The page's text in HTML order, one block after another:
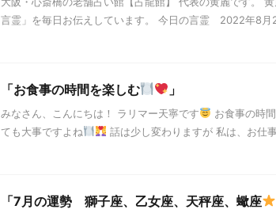
言霊」を毎日お伝えしています。 今日の言霊 2022年8月
「お食事の時間を楽しむ 」
みなさん、こんにちは！ ラリマー天寧です お食事の時
ても大事ですよね
話は少し変わりますが 私は、お仕
「7月の運勢 獅子座、乙女座、天秤座、蠍座